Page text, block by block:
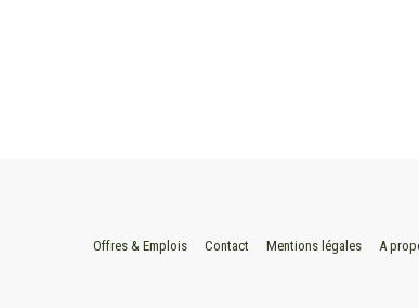
Offres & Emplois Contact Mentions légales A